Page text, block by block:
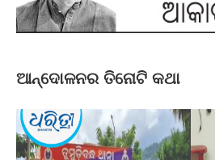
ଆନ୍ଦୋଳନର ତିନୋଟି କଥା